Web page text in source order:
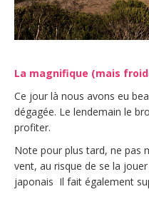
La magnifique (mais
Ce jour là nous avons eu
dégagée. Le lendemain le
profiter.
Note pour plus tard, ne pas
vent, au risque de se la
japonais Il fait également